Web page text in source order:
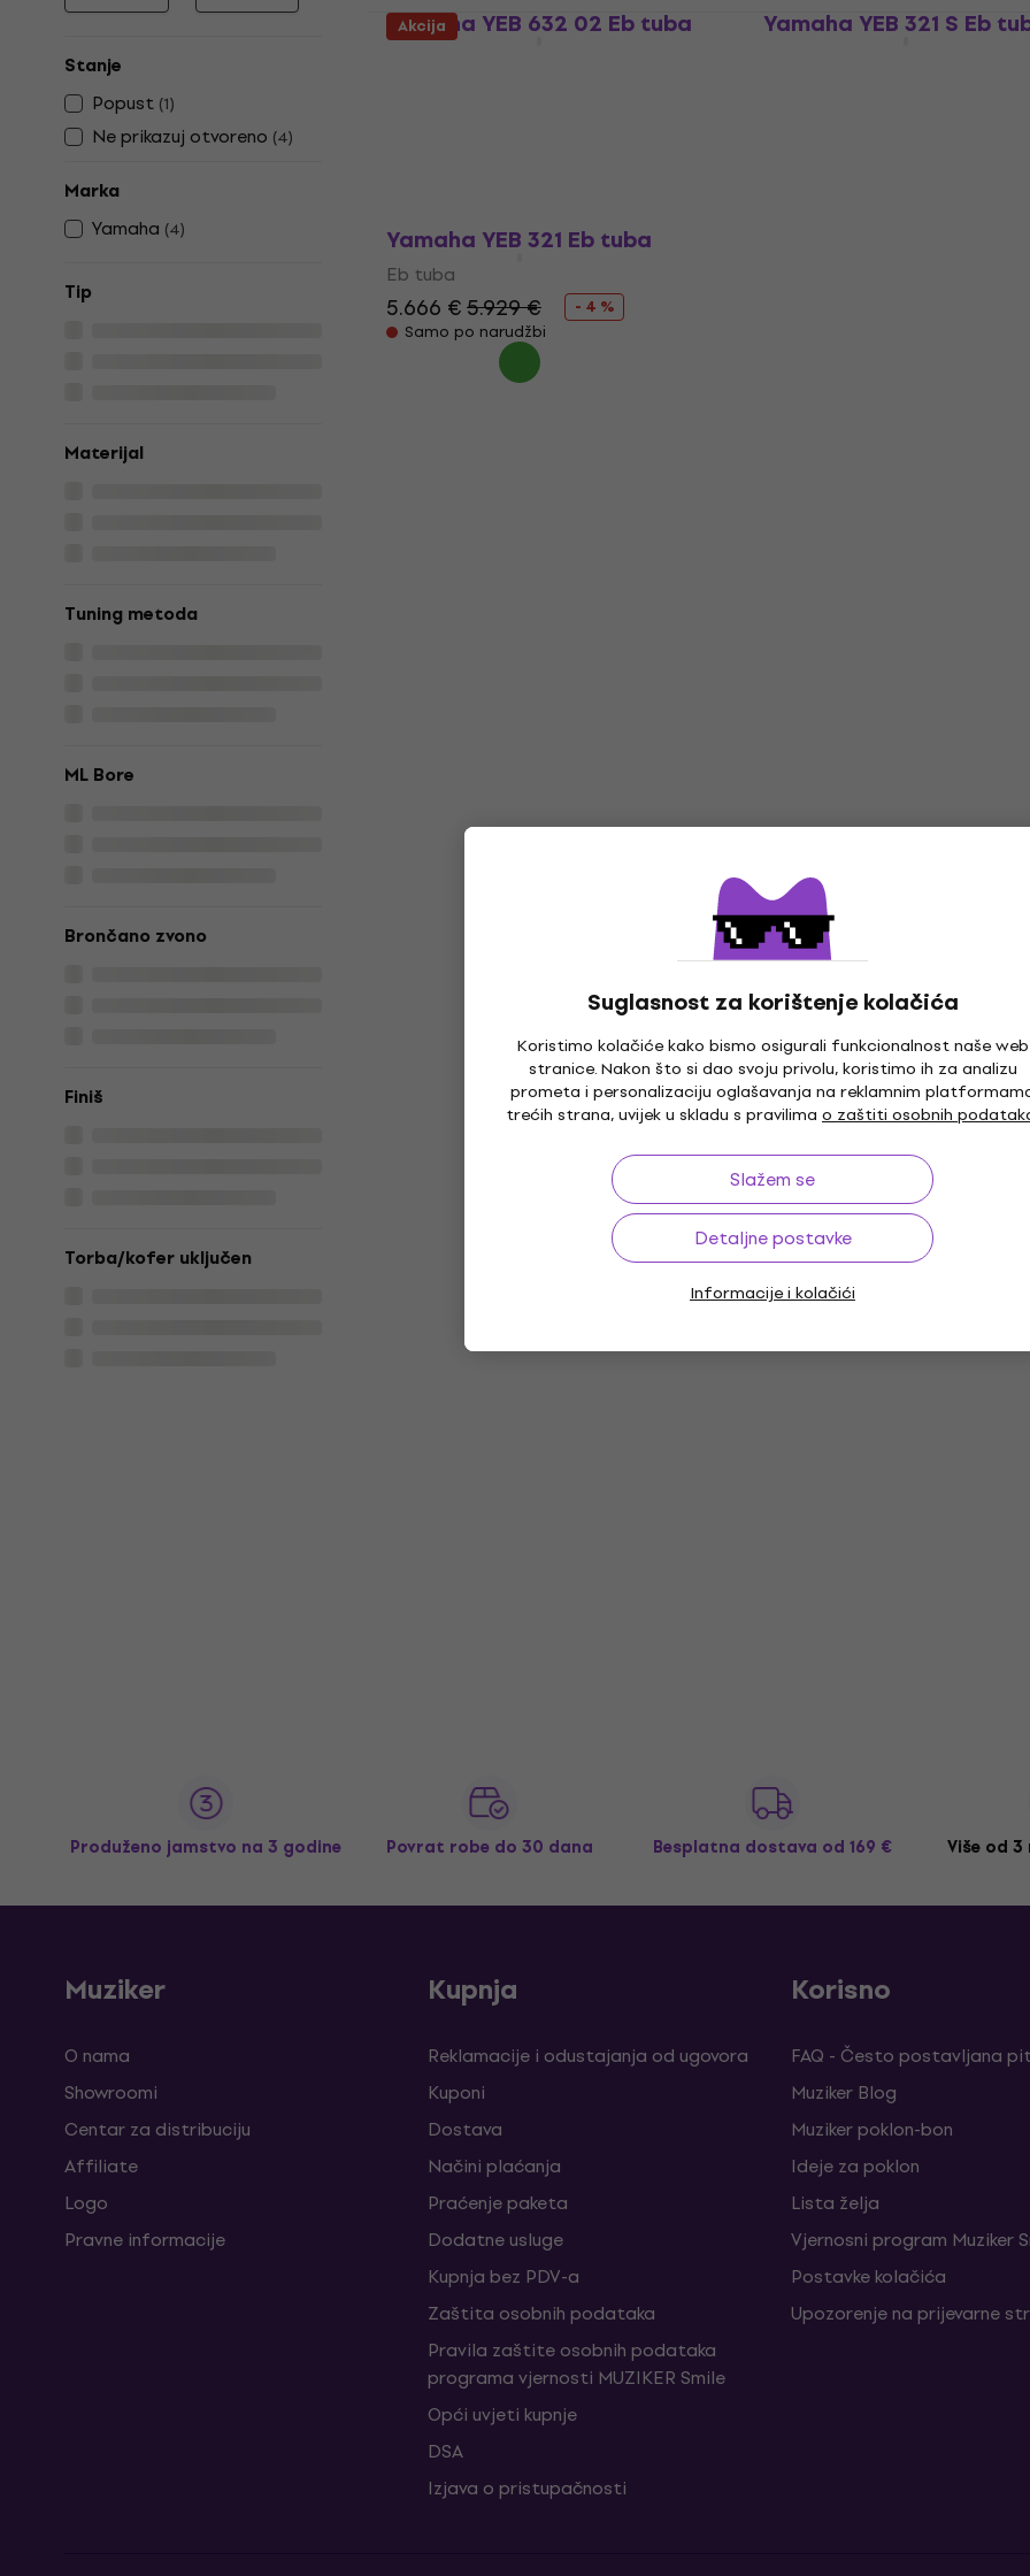
Suglasnost za korištenje kolačića
Koristimo kolačiće kako bismo osigurali funkcionalnost naše web
stranice. Nakon što si dao svoju privolu, koristimo ih za analizu
prometa i personalizaciju oglašavanja na reklamnim
trećih strana, uvijek u skladu s pravilima o zaštiti osobnih
Slažem se
Detaljne postavke
Informacije i kolačići
Stanje
Popust (1)
Ne prikazuj otvoreno (4)
Marka
Yamaha (4)
Tip
Materijal
Tuning metoda
ML Bore
Brončano zvono
Finiš
Torba/kofer uključen
Yamaha YEB 632 02 Eb tuba Yamaha YEB 321 S Eb
Akcija
Yamaha YEB 321 Eb tuba
Eb tuba
5.666 €5.929 €
- 4 %
Samo po narudžbi
Produženo jamstvo na 3 godine Povrat robe do 30 dana Besplatna dostava od 169 € Više od
Muziker
O nama
Showroomi
Centar za distribuciju
Affiliate
Logo
Pravne informacije
Kupnja
Reklamacije i odustajanja od ugovora
Kuponi
Dostava
Načini plaćanja
Praćenje paketa
Dodatne usluge
Kupnja bez PDV-a
Zaštita osobnih podataka
Pravila zaštite osobnih podataka
programa vjernosti MUZIKER Smile
Opći uvjeti kupnje
DSA
Izjava o pristupačnosti
Korisno
FAQ - Često postavljana
Muziker Blog
Muziker poklon-bon
Ideje za poklon
Lista želja
Vjernosni program Muziker
Postavke kolačića
Upozorenje na prijevarne